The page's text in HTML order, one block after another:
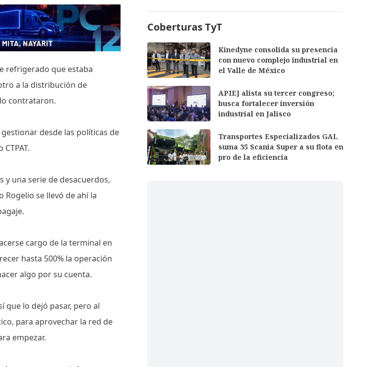
refrigerado que estaba
a la distribución de
contrataron.
desde las políticas de
y una serie de desacuerdos,
se llevó de ahí la
cargo de la terminal en
hasta 500% la operación
algo por su cuenta.
que lo dejó pasar, pero al
para aprovechar la red de
empezar.
Coberturas TyT
Kinedyne consolida su presencia
con nuevo complejo industrial en
el Valle de México
APIEJ alista su tercer congreso;
busca fortalecer inversión
industrial en Jalisco
Transportes Especializados GAL
suma 35 Scania Super a su flota en
pro de la eficiencia